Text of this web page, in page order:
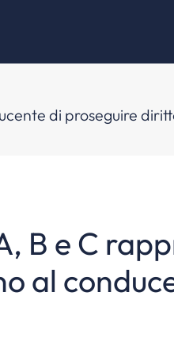
di proseguire
B e C
al